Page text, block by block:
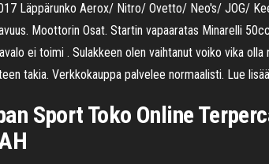
Läppärunko Aerox/ Nitro/ Ovetto/ Neo's/ JOG/
Moottorin Osat. Startin vapaaratas Minarelli
ei toimi . Sulakkeen olen vaihtanut voiko vika
takia. Verkkokauppa palvelee normaalisti. Lue
Sport Toko Online